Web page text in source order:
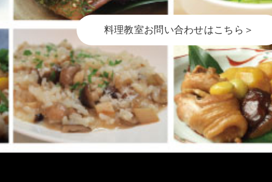
料理教室お問い合わせはこちら＞